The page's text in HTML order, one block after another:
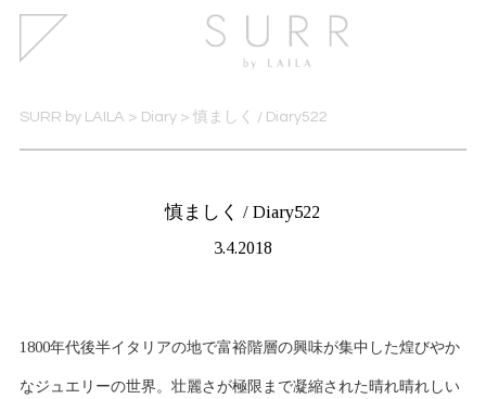
SURR by LAILA > Diary> 慎ましく / Diary522
慎ましく / Diary522
3.4.2018
1800年代後半イタリアの地で富裕階層の興味が集中した煌びやか
なジュエリーの世界。壮麗さが極限まで凝縮された晴れ晴れしい